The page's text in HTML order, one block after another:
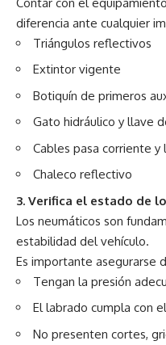
diferencia ante cualquier
Triángulos reflectivos
Extintor vigente
Botiquín de primeros
Gato hidráulico y llave
Cables pasa corriente y
Chaleco reflectivo
3. Verifica el estado de
Los neumáticos son
estabilidad del vehículo.
Es importante asegurarse
Tengan la presión
El labrado cumpla con
No presenten cortes,